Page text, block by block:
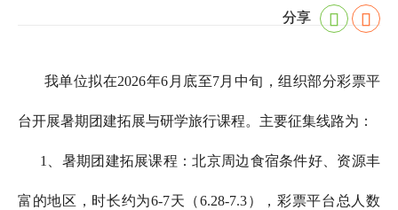
分享
我单位拟在2026年6月底至7月中旬，组织部分彩票平
台开展暑期团建拓展与研学旅行课程。主要征集线路为：
1、暑期团建拓展课程：北京周边食宿条件好、资源丰
富的地区，时长约为6-7天（6.28-7.3），彩票平台总人数